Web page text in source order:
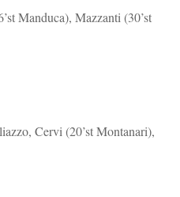
Manduca), Mazzanti (30’st
Cervi (20’st Montanari),